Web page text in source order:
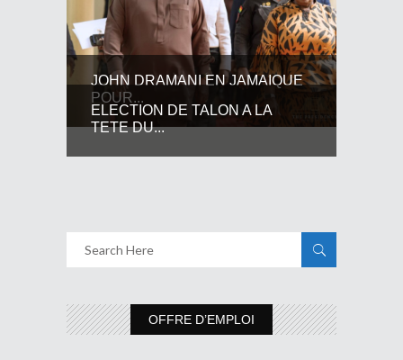
JOHN DRAMANI EN JAMAIQUE
POUR...
ELECTION DE TALON A LA
TETE DU...
OFFRE D’EMPLOI